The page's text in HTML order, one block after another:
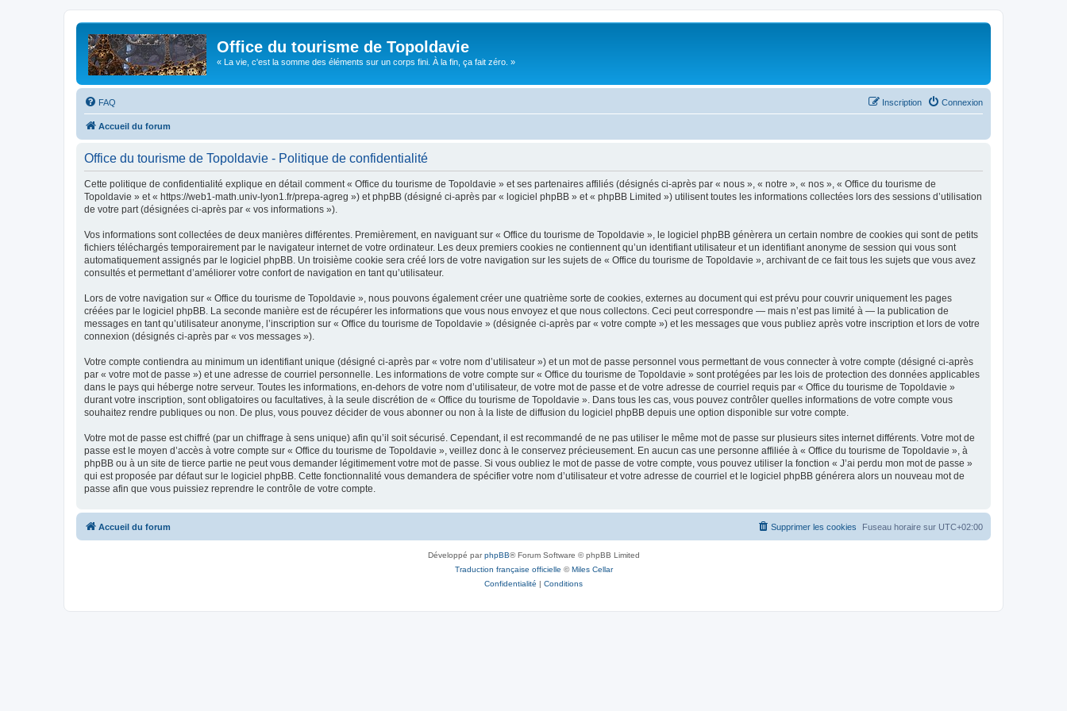
Office du tourisme de Topoldavie
« La vie, c'est la somme des éléments sur un corps fini. À la fin, ça fait zéro. »
FAQ Connexion
Inscription
Accueil du forum
Office du tourisme de Topoldavie - Politique de confidentialité
Cette politique de confidentialité explique en détail comment « Office du tourisme de Topoldavie » et ses partenaires affiliés (désignés ci-après par « nous », « notre », « nos », « Office du tourisme de
Topoldavie » et « https://web1-math.univ-lyon1.fr/prepa-agreg ») et phpBB (désigné ci-après par « logiciel phpBB » et « phpBB Limited ») utilisent toutes les informations collectées lors des sessions d’utilisation
de votre part (désignées ci-après par « vos informations »).
Vos informations sont collectées de deux manières différentes. Premièrement, en naviguant sur « Office du tourisme de Topoldavie », le logiciel phpBB génèrera un certain nombre de cookies qui sont de petits
fichiers téléchargés temporairement par le navigateur internet de votre ordinateur. Les deux premiers cookies ne contiennent qu’un identifiant utilisateur et un identifiant anonyme de session qui vous sont
automatiquement assignés par le logiciel phpBB. Un troisième cookie sera créé lors de votre navigation sur les sujets de « Office du tourisme de Topoldavie », archivant de ce fait tous les sujets que vous avez
consultés et permettant d’améliorer votre confort de navigation en tant qu’utilisateur.
Lors de votre navigation sur « Office du tourisme de Topoldavie », nous pouvons également créer une quatrième sorte de cookies, externes au document qui est prévu pour couvrir uniquement les pages
créées par le logiciel phpBB. La seconde manière est de récupérer les informations que vous nous envoyez et que nous collectons. Ceci peut correspondre — mais n’est pas limité à — la publication de
messages en tant qu’utilisateur anonyme, l’inscription sur « Office du tourisme de Topoldavie » (désignée ci-après par « votre compte ») et les messages que vous publiez après votre inscription et lors de votre
connexion (désignés ci-après par « vos messages »).
Votre compte contiendra au minimum un identifiant unique (désigné ci-après par « votre nom d’utilisateur ») et un mot de passe personnel vous permettant de vous connecter à votre compte (désigné ci-après
par « votre mot de passe ») et une adresse de courriel personnelle. Les informations de votre compte sur « Office du tourisme de Topoldavie » sont protégées par les lois de protection des données applicables
dans le pays qui héberge notre serveur. Toutes les informations, en-dehors de votre nom d’utilisateur, de votre mot de passe et de votre adresse de courriel requis par « Office du tourisme de Topoldavie »
durant votre inscription, sont obligatoires ou facultatives, à la seule discrétion de « Office du tourisme de Topoldavie ». Dans tous les cas, vous pouvez contrôler quelles informations de votre compte vous
souhaitez rendre publiques ou non. De plus, vous pouvez décider de vous abonner ou non à la liste de diffusion du logiciel phpBB depuis une option disponible sur votre compte.
Votre mot de passe est chiffré (par un chiffrage à sens unique) afin qu’il soit sécurisé. Cependant, il est recommandé de ne pas utiliser le même mot de passe sur plusieurs sites internet différents. Votre mot de
passe est le moyen d’accès à votre compte sur « Office du tourisme de Topoldavie », veillez donc à le conservez précieusement. En aucun cas une personne affiliée à « Office du tourisme de Topoldavie », à
phpBB ou à un site de tierce partie ne peut vous demander légitimement votre mot de passe. Si vous oubliez le mot de passe de votre compte, vous pouvez utiliser la fonction « J’ai perdu mon mot de passe »
qui est proposée par défaut sur le logiciel phpBB. Cette fonctionnalité vous demandera de spécifier votre nom d’utilisateur et votre adresse de courriel et le logiciel phpBB générera alors un nouveau mot de
passe afin que vous puissiez reprendre le contrôle de votre compte.
Accueil du forum Fuseau horaire sur UTC+02:00
Supprimer les cookies
Développé parphpBB® Forum Software © phpBB Limited
Traduction française officielle ©Miles Cellar
Confidentialité | Conditions